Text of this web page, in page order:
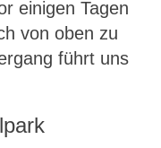
einigen Tagen
von oben zu
führt uns